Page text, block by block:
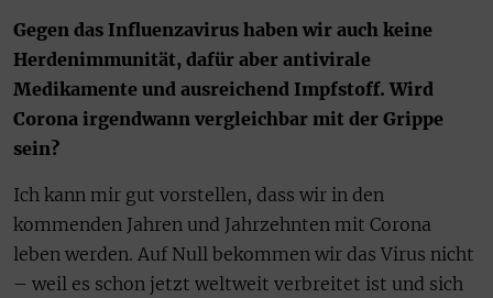
Gegen das Influenzavirus haben wir auch keine
Herdenimmunität, dafür aber antivirale
Medikamente und ausreichend Impfstoff. Wird
Corona irgendwann vergleichbar mit der Grippe
sein?
Ich kann mir gut vorstellen, dass wir in den
kommenden Jahren und Jahrzehnten mit Corona
leben werden. Auf Null bekommen wir das Virus nicht
– weil es schon jetzt weltweit verbreitet ist und sich